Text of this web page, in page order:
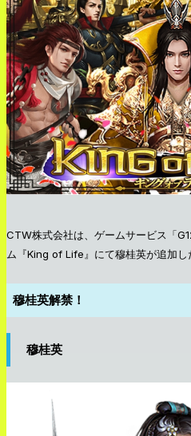
CTW株式会社は、ゲームサービス「
ム『King of Life』にて穆桂英が追加し
穆桂英解禁！
穆桂英